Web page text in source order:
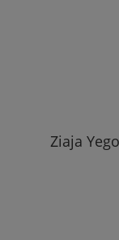
Ziaja